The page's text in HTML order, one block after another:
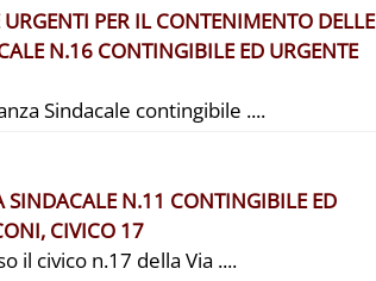
PER IL CONTENIMENTO DELLE
N.16 CONTINGIBILE ED URGENTE
Sindacale contingibile ....
N.11 CONTINGIBILE ED
CIVICO 17
il civico n.17 della Via ....